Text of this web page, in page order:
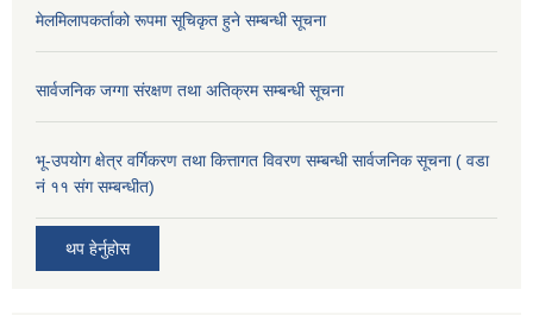
मेलमिलापकर्ताको रूपमा सूचिकृत हुने सम्बन्धी सूचना
सार्वजनिक जग्गा संरक्षण तथा अतिक्रम सम्बन्धी सूचना
भू-उपयोग क्षेत्र वर्गिकरण तथा कित्तागत विवरण सम्बन्धी सार्वजनिक सूचना ( वडा
नं ११ संग सम्बन्धीत)
थप हेर्नुहोस